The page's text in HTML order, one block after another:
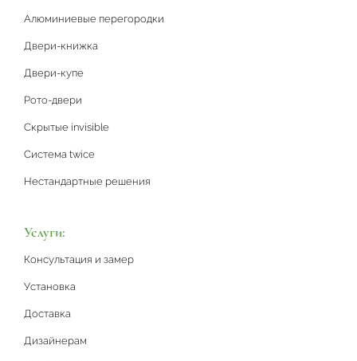
Алюминиевые перегородки
Двери-книжка
Двери-купе
Рото-двери
Скрытые invisible
Система twice
Нестандартные решения
Услуги:
Консультация и замер
Установка
Доставка
Дизайнерам